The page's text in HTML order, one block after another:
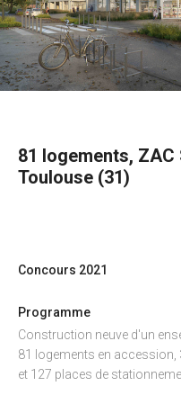
81 logements,
Toulouse (31)
Concours 2021
Programme
Construction neuve d'un
81 logements en accession,
et 127 places de